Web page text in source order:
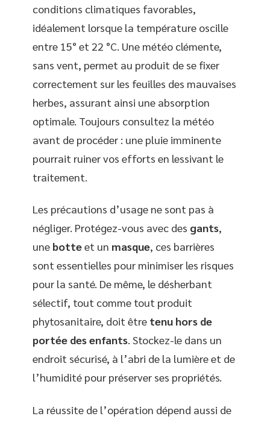
conditions climatiques favorables,
idéalement lorsque la température oscille
entre 15° et 22 °C. Une météo clémente,
sans vent, permet au produit de se fixer
correctement sur les feuilles des mauvaises
herbes, assurant ainsi une absorption
optimale. Toujours consultez la météo
avant de procéder : une pluie imminente
pourrait ruiner vos efforts en lessivant le
traitement.
Les précautions d’usage ne sont pas à
négliger. Protégez-vous avec des gants,
une botteet un masque, ces barrières
sont essentielles pour minimiser les risques
pour la santé. De même, le désherbant
sélectif, tout comme tout produit
phytosanitaire, doit être tenu hors de
portée des enfants. Stockez-le dans un
endroit sécurisé, à l’abri de la lumière et de
l’humidité pour préserver ses propriétés.
La réussite de l’opération dépend aussi de